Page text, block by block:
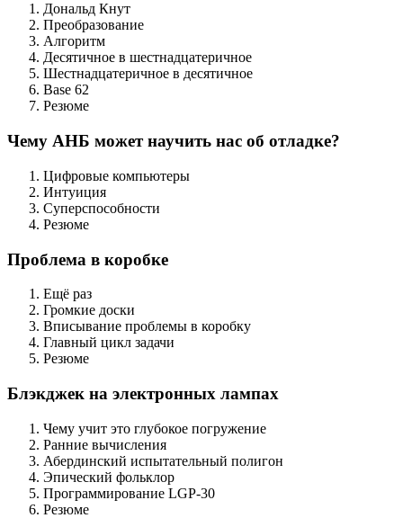
Дональд Кнут
Преобразование
Алгоритм
Десятичное в шестнадцатеричное
Шестнадцатеричное в десятичное
Base 62
Резюме
Чему АНБ может научить нас об отладке?
Цифровые компьютеры
Интуиция
Суперспособности
Резюме
Проблема в коробке
Ещё раз
Громкие доски
Вписывание проблемы в коробку
Главный цикл задачи
Резюме
Блэкджек на электронных лампах
Чему учит это глубокое погружение
Ранние вычисления
Абердинский испытательный полигон
Эпический фольклор
Программирование LGP-30
Резюме